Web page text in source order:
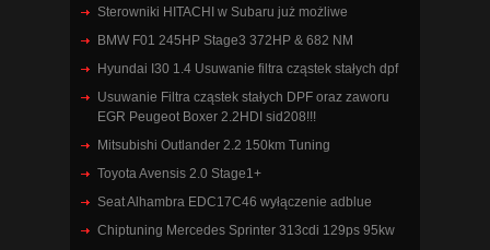
Sterowniki HITACHI w Subaru już możliwe
BMW F01 245HP Stage3 372HP & 682 NM
Hyundai I30 1.4 Usuwanie filtra cząstek stałych dpf
Usuwanie Filtra cząstek stałych DPF oraz zaworu
EGR Peugeot Boxer 2.2HDI sid208!!!
Mitsubishi Outlander 2.2 150km Tuning
Toyota Avensis 2.0 Stage1+
Seat Alhambra EDC17C46 wyłączenie adblue
Chiptuning Mercedes Sprinter 313cdi 129ps 95kw